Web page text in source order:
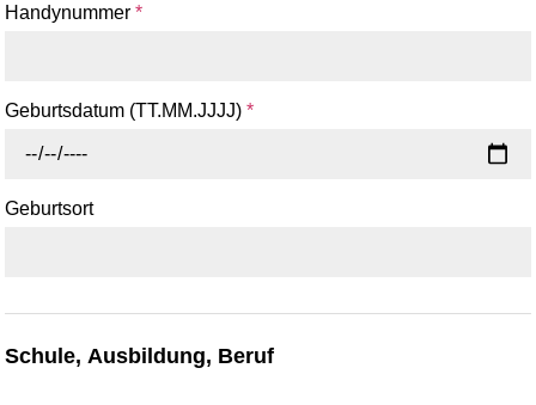
Handynummer*
Geburtsdatum (TT.MM.JJJJ)*
Geburtsort
Schule, Ausbildung, Beruf